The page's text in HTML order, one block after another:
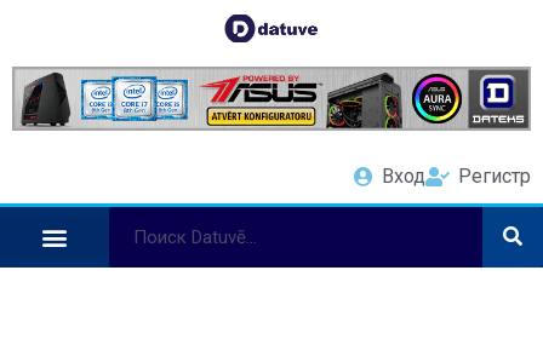
Вход Регистр